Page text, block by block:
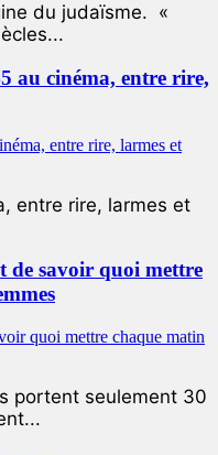
du judaïsme. «
au cinéma, entre rire,
entre rire, larmes et
de savoir quoi mettre
portent seulement 30